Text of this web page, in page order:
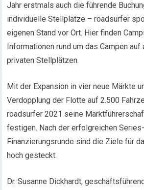
Jahr erstmals auch die führende
individuelle Stellplätze – roadsurfer
eigenen Stand vor Ort. Hier finden
Informationen rund um das Campen
privaten Stellplätzen.
Mit der Expansion in vier neue Märkte
Verdopplung der Flotte auf 2.500
roadsurfer 2021 seine
festigen. Nach der erfolgreichen
Finanzierungsrunde sind die Ziele für
hoch gesteckt.
Dr. Susanne Dickhardt,